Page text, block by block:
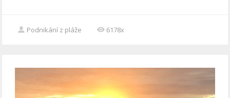
Podnikání z pláže 6178x